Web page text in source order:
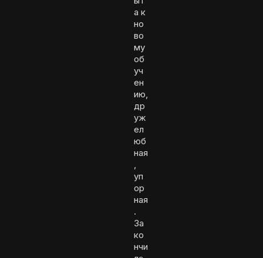
а к
но
во
му
об
уч
ен
ию,
др
уж
ел
юб
ная
,
уп
ор
ная
.
За
ко
нчи